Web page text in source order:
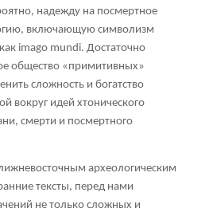
надежду на посмертное
включающую символизм
imago mundi. Достаточно
общество «примитивных»
сложность и богатство
вокруг идей хтонического
смерти и посмертного
археологическим
тексты, перед нами
не только сложных и